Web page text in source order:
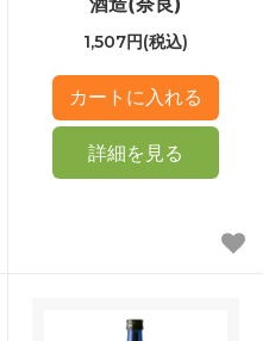
1,507円(税込)
詳細を見る